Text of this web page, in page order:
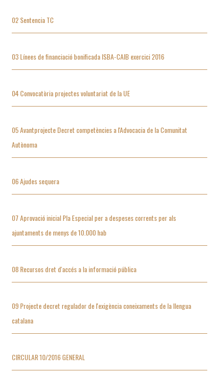
02 Sentencia TC
03 Línees de financiació bonificada ISBA-CAIB exercici 2016
04 Convocatòria projectes voluntariat de la UE
05 Avantprojecte Decret competències a l'Advocacia de la Comunitat
Autònoma
06 Ajudes sequera
07 Aprovació inicial Pla Especial per a despeses corrents per als
ajuntaments de menys de 10.000 hab
08 Recursos dret d'accés a la informació pública
09 Projecte decret regulador de l'exigència coneixaments de la llengua
catalana
CIRCULAR 10/2016 GENERAL